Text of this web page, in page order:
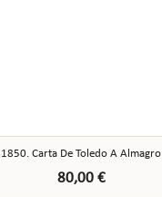
1850. Carta De Toledo A Almagro
80,00 €